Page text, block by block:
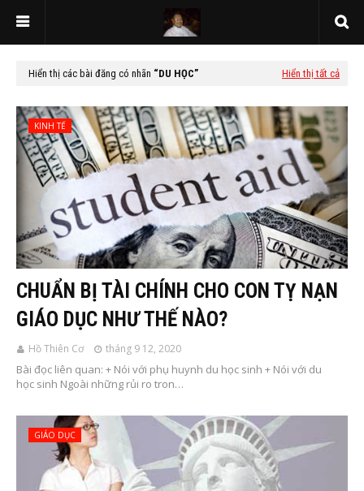
Hiển thị các bài đăng có nhãn DU HỌC Hiển thị tất cả
KINH TẾ
CHUẨN BỊ TÀI CHÍNH CHO CON TỴ NẠN
GIÁO DỤC NHƯ THẾ NÀO?
Hồ Thiên Cơ tháng 9 12, 2020
Bài đọc liên quan: + Nói với phụ huynh du học sinh + Nói với du
học sinh Ngoài những rủi ro tron…
GIÁO DỤC